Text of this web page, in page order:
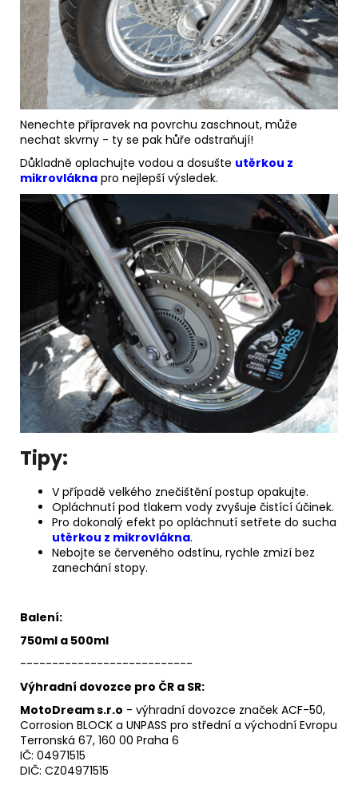
Nenechte přípravek na povrchu zaschnout, může
nechat skvrny - ty se pak hůře odstraňují!
Důkladně oplachujte vodou a dosušte utěrkou z
mikrovlákna pro nejlepší výsledek.
Tipy:
V případě velkého znečištění postup opakujte.
Opláchnutí pod tlakem vody zvyšuje čistící účinek.
Pro dokonalý efekt po opláchnutí setřete do sucha
utěrkou z mikrovlákna.
Nebojte se červeného odstínu, rychle zmizí bez
zanechání stopy.
Balení:
750ml a 500ml
---------------------------
Výhradní dovozce pro ČR a SR:
MotoDream s.r.o - výhradní dovozce značek ACF-50,
Corrosion BLOCK a UNPASS pro střední a východní Evropu
Terronská 67, 160 00 Praha 6
IČ: 04971515
DIČ: CZ04971515